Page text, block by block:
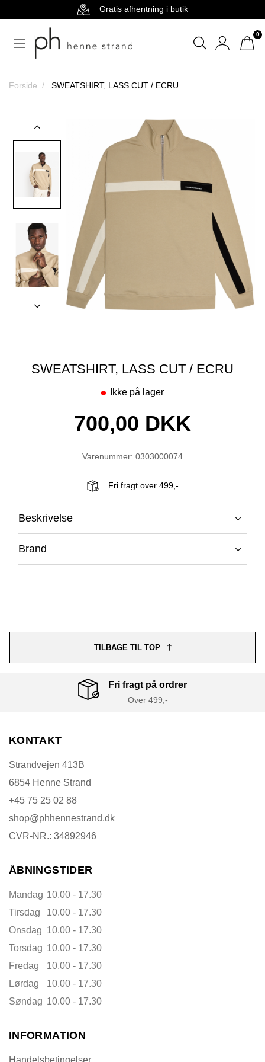
Gratis afhentning i butik
0
Forside SWEATSHIRT, LASS CUT / ECRU
SWEATSHIRT, LASS CUT / ECRU
Ikke på lager
700,00 DKK
Varenummer: 0303000074
Fri fragt over 499,-
Beskrivelse
Brand
TILBAGE TIL TOP
Fri fragt på ordrer
Over 499,-
KONTAKT
Strandvejen 413B
6854 Henne Strand
+45 75 25 02 88
shop@phhennestrand.dk
CVR-NR.: 34892946
ÅBNINGSTIDER
Mandag 10.00 - 17.30
Tirsdag
10.00 - 17.30
Onsdag 10.00 - 17.30
Torsdag 10.00 - 17.30
Fredag
10.00 - 17.30
Lørdag
10.00 - 17.30
Søndag 10.00 - 17.30
INFORMATION